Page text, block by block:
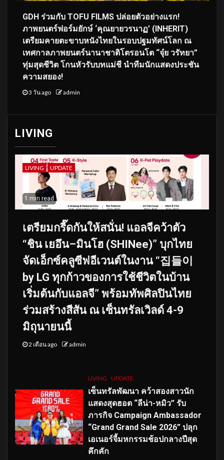
GDH ร่วมกับ TOFU FILMS ปล่อยตัวอย่างแรก!
ภาพยนตร์ฟอร์มยักษ์ ‘คุณยายวรนาฏ’ (INHERIT)
เตรียมคายตะขาบหนังไทยในรอบปฐมทัศน์โลก ณ
เทศกาลภาพยนตร์นานาชาติโตรอนโต “จุ๋ย วรัทยา”
ทุ่มสุดชีวิต โกนหัวรับบทแม่ชี นำทีมนักแสดงประชัน
ความสยอง!
3 วัน ago admin
LIVING
LIVING UPDATE
1 min read
เตรียมกรี๊ดกันให้สนั่น! แอลจีคว้าตัว
“ชิน เยอึน–มินโฮ (SHINee)” บุกไทย
จัดเอ็กซ์คลูซีฟอีเวนต์ในงาน “집들이
by LG ทุกก้าวของการใช้ชีวิตในบ้าน
เริ่มต้นกับแอลจี” พร้อมทัพศิลปินไทย
ร่วมสร้างสีสัน ณ เซ็นทรัลเวิลด์ 4-9
มิถุนายนนี้
2 เดือน ago admin
LIVING UPDATE
เซ็นทรัลพัฒนา คว้าสองสาวนัก
แสดงสุดฮอต “ลีน่า-หมิว” รับ
ภารกิจ Campaign Ambassador
“Grand Grand Sale 2026” ปลุก
เอเนอร์จี้มหกรรมช้อปกลางปีสุด
คึกคัก